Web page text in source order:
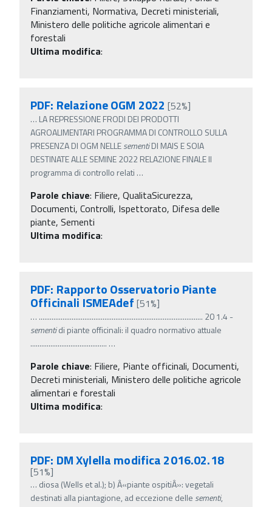
Finanziamenti, Normativa, Decreti ministeriali,
Ministero delle politiche agricole alimentari e
forestali
Ultima modifica:
PDF: Relazione OGM 2022 [52%]
… LA REPRESSIONE FRODI DEI PRODOTTI
AGROALIMENTARI PROGRAMMA DI CONTROLLO SULLA
PRESENZA DI OGM NELLEsementiDI MAIS E SOIA
DESTINATE ALLE SEMINE 2022 RELAZIONE FINALE Il
programma di controllo relati …
Parole chiave: Filiere, QualitaSicurezza,
Documenti, Controlli, Ispettorato, Difesa delle
piante, Sementi
Ultima modifica:
PDF: Rapporto Osservatorio Piante
Officinali ISMEAdef [51%]
… .......................................................................................... 20 1.4 -
sementidi piante officinali: il quadro normativo attuale
.......................................... …
Parole chiave: Filiere, Piante officinali, Documenti,
Decreti ministeriali, Ministero delle politiche agricole
alimentari e forestali
Ultima modifica:
PDF: DM Xylella modifica 2016.02.18
[51%]
… diosa (Wells et al.); b) Â«piante ospitiÂ»: vegetali
destinati alla piantagione, ad eccezione delle sementi,